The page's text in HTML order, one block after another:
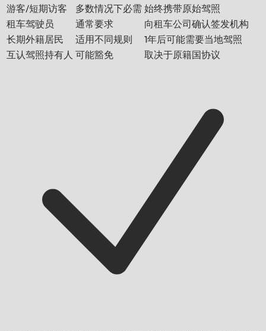
游客/短期访客
多数情况下必需 始终携带原始驾照
租车驾驶员
通常要求
向租车公司确认签发机构
长期外籍居民
适用不同规则
1年后可能需要当地驾照
互认驾照持有人 可能豁免 取决于原籍国协议